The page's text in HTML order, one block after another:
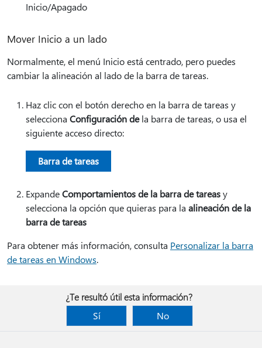
Inicio/Apagado
Mover Inicio a un lado
Normalmente, el menú Inicio está centrado, pero puedes
cambiar la alineación al lado de la barra de tareas.
Haz clic con el botón derecho en la barra de tareas y
selecciona Configuración dela barra de tareas, o usa el
siguiente acceso directo:
Barra de tareas
ExpandeComportamientos de la barra de tareasy
selecciona la opción que quieras para la alineación de la
barra de tareas
Para obtener más información, consulta Personalizar la barra
de tareas en Windows.
¿Te resultó útil esta información?
Sí
No